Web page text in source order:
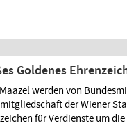
Goldenes
werden von
der Wiener
für Verdienste um